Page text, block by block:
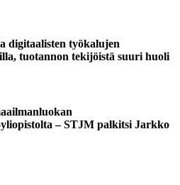
digitaalisten työkalujen
tuotannon tekijöistä suuri huoli
– STJM palkitsi Jarkko